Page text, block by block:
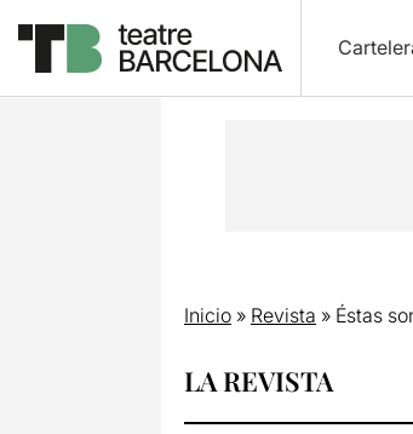
Inicio» Revista » Éstas
LA REVISTA